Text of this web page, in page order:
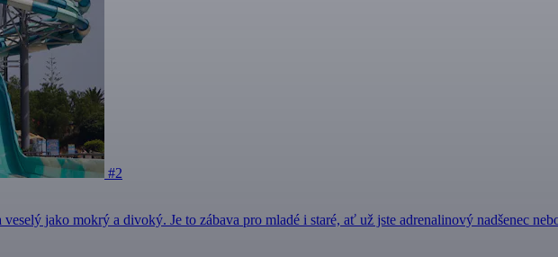
#2
jako mokrý a divoký. Je to zábava pro mladé i staré, ať už jste adrenalinový nadšenec